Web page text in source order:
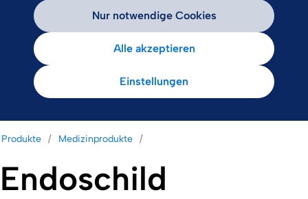
Produkte Medizinprodukte
Endoschild
Nur notwendige Cookies
Alle akzeptieren
Einstellungen